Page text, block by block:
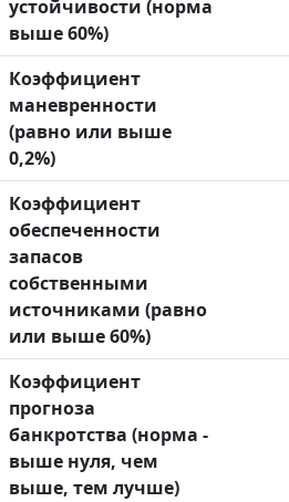
устойчивости (норма
выше 60%)
Коэффициент
маневренности
(равно или выше
0,2%)
Коэффициент
обеспеченности
запасов
собственными
источниками (равно
или выше 60%)
Коэффициент
прогноза
банкротства (норма -
выше нуля, чем
выше, тем лучше)